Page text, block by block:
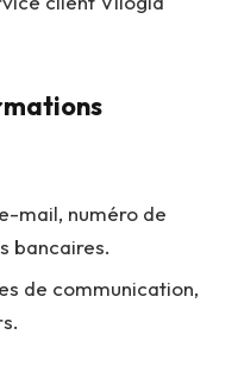
mail, numéro de
bancaires.
de communication,